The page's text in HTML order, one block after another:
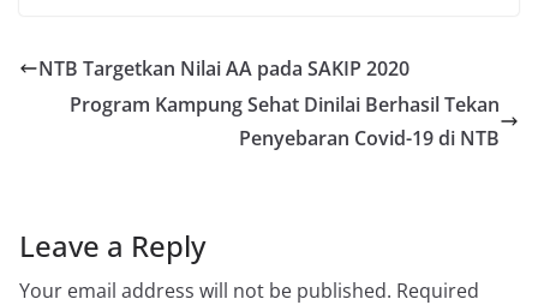
NTB Targetkan Nilai AA pada SAKIP 2020
Program Kampung Sehat Dinilai Berhasil Tekan
Penyebaran Covid-19 di NTB
Leave a Reply
Your email address will not be published. Required